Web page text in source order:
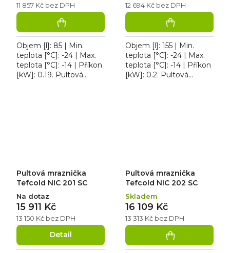
11 857 Kč bez DPH
Objem [l]: 85 | Min.
teplota [°C]: -24 | Max.
teplota [°C]: -14 | Příkon
[kW]: 0.19. Pultová
12 694 Kč bez DPH
Objem [l]: 155 | Min.
teplota [°C]: -24 | Max.
teplota [°C]: -14 | Příkon
[kW]: 0.2. Pultová
Pultová mraznička
Tefcold NIC 201 SC
Na dotaz
13 150 Kč bez DPH
15 911 Kč
Detail
Pultová mraznička
Tefcold NIC 202 SC
Skladem
13 313 Kč bez DPH
16 109 Kč